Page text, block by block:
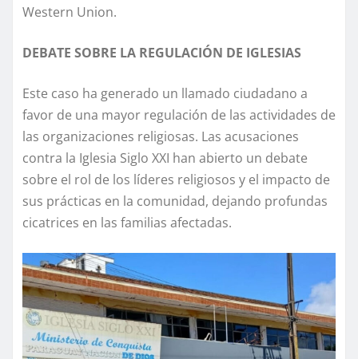
Western Union.
DEBATE SOBRE LA REGULACIÓN DE IGLESIAS
Este caso ha generado un llamado ciudadano a
favor de una mayor regulación de las actividades de
las organizaciones religiosas. Las acusaciones
contra la Iglesia Siglo XXI han abierto un debate
sobre el rol de los líderes religiosos y el impacto de
sus prácticas en la comunidad, dejando profundas
cicatrices en las familias afectadas.